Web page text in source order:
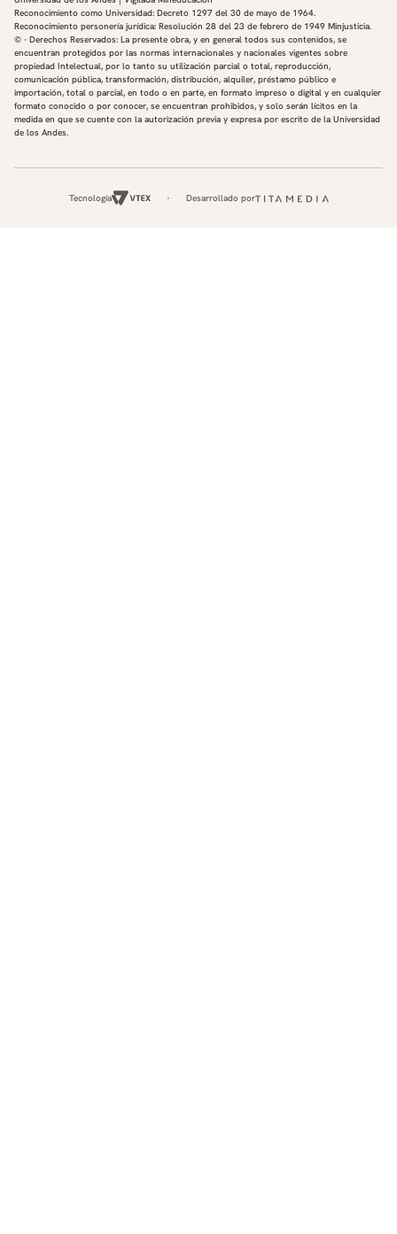
Reconocimiento como Universidad: Decreto 1297 del 30 de mayo de 1964.
Reconocimiento personería jurídica: Resolución 28 del 23 de febrero de 1949 Minjusticia.
© - Derechos Reservados: La presente obra, y en general todos sus contenidos, se
encuentran protegidos por las normas internacionales y nacionales vigentes sobre
propiedad Intelectual, por lo tanto su utilización parcial o total, reproducción,
comunicación pública, transformación, distribución, alquiler, préstamo público e
importación, total o parcial, en todo o en parte, en formato impreso o digital y en cualquier
formato conocido o por conocer, se encuentran prohibidos, y solo serán lícitos en la
medida en que se cuente con la autorización previa y expresa por escrito de la Universidad
de los Andes.
Tecnología Desarrollado por